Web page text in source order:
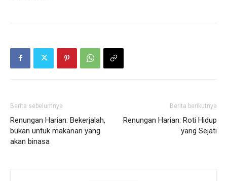
Berita sebelumnya
Renungan Harian: Bekerjalah,
bukan untuk makanan yang
akan binasa
Berita berikutnya
Renungan Harian: Roti Hidup
yang Sejati